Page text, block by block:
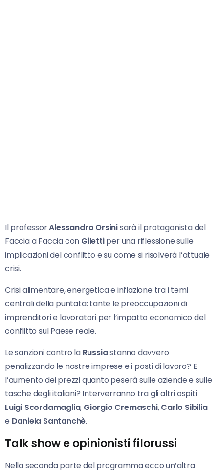
Il professorAlessandro Orsinisarà il protagonista del
Faccia a Faccia con Gilettiper una riflessione sulle
implicazioni del conflitto e su come si risolverà l’attuale
crisi.
Crisi alimentare, energetica e inflazione tra i temi
centrali della puntata: tante le preoccupazioni di
imprenditori e lavoratori per l’impatto economico del
conflitto sul Paese reale.
Le sanzioni contro la Russiastanno davvero
penalizzando le nostre imprese e i posti di lavoro? E
l’aumento dei prezzi quanto peserà sulle aziende e sulle
tasche degli italiani? Interverranno tra gli altri ospiti
Luigi Scordamaglia, Giorgio Cremaschi,Carlo Sibilia
e Daniela Santanchè.
Talk show e opinionisti filorussi
Nella seconda parte del programma ecco un’altra